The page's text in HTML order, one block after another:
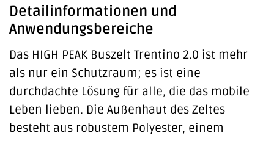
Detailinformationen und
Anwendungsbereiche
Das HIGH PEAK Buszelt Trentino 2.0 ist mehr
als nur ein Schutzraum; es ist eine
durchdachte Lösung für alle, die das mobile
Leben lieben. Die Außenhaut des Zeltes
besteht aus robustem Polyester, einem